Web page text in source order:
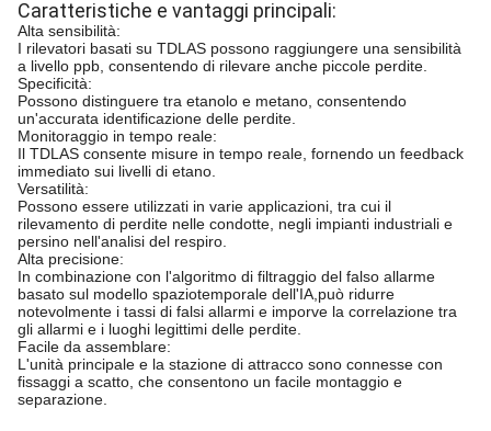
Caratteristiche e vantaggi principali:
Alta sensibilità:
I rilevatori basati su TDLAS possono raggiungere una sensibilità
a livello ppb, consentendo di rilevare anche piccole perdite.
Specificità:
Possono distinguere tra etanolo e metano, consentendo
un'accurata identificazione delle perdite.
Monitoraggio in tempo reale:
Il TDLAS consente misure in tempo reale, fornendo un feedback
immediato sui livelli di etano.
Versatilità:
Possono essere utilizzati in varie applicazioni, tra cui il
rilevamento di perdite nelle condotte, negli impianti industriali e
persino nell'analisi del respiro.
Alta precisione:
In combinazione con l'algoritmo di filtraggio del falso allarme
basato sul modello spaziotemporale dell'IA,può ridurre
notevolmente i tassi di falsi allarmi e imporve la correlazione tra
gli allarmi e i luoghi legittimi delle perdite.
Facile da assemblare:
L'unità principale e la stazione di attracco sono connesse con
fissaggi a scatto, che consentono un facile montaggio e
separazione.